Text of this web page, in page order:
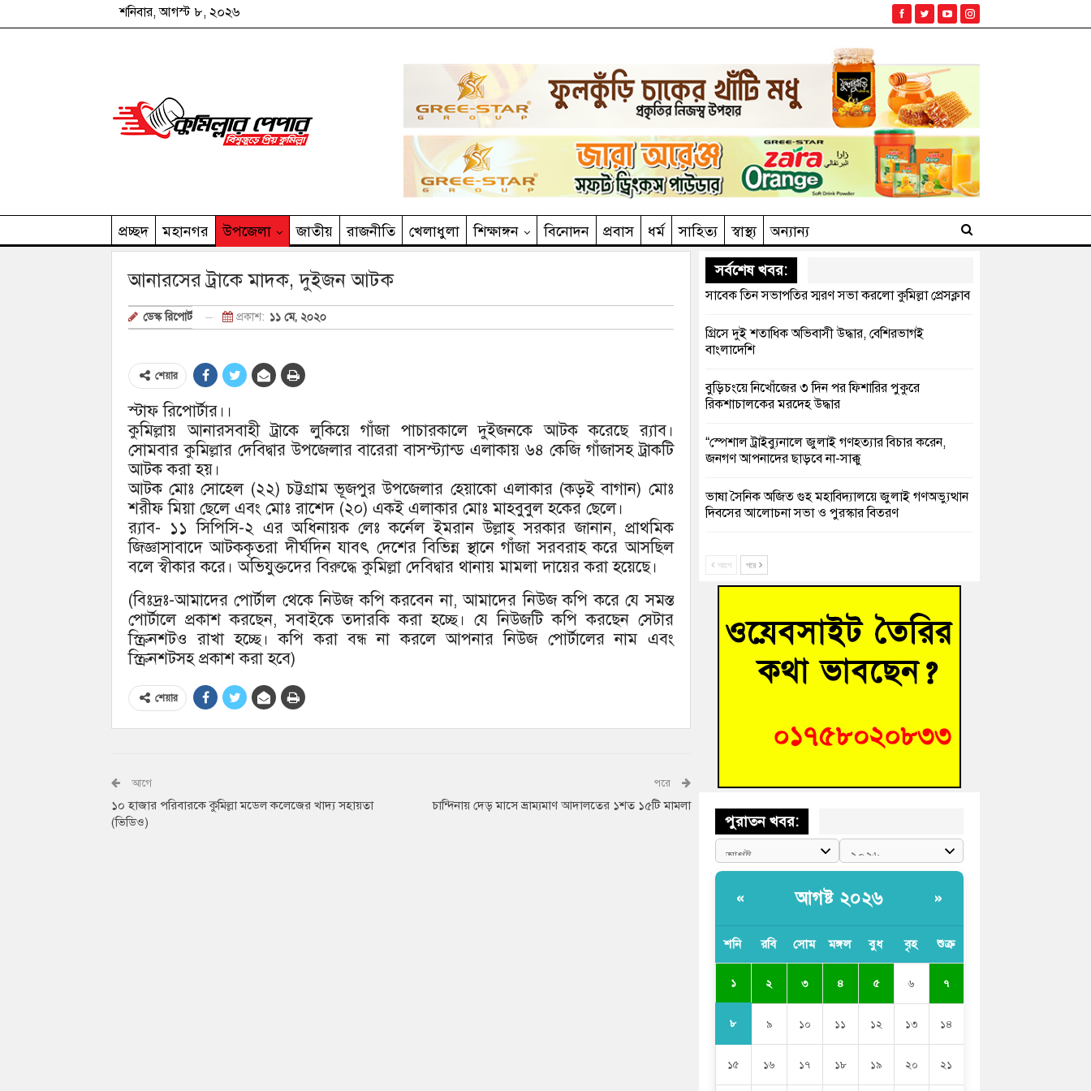
শনিবার, আগস্ট ৮, ২০২৬
প্রচ্ছদ মহানগর উপজেলা জাতীয় রাজনীতি খেলাধুলা শিক্ষাঙ্গন বিনোদন প্রবাস ধর্ম সাহিত‌্য স্বাস্থ্য
অন্যান্য
আনারসের ট্রাকে মাদক, দুইজন আটক
ডেস্ক রিপোর্ট প্রকাশ: ১১ মে, ২০২০
শেয়ার
স্টাফ রিপোর্টার।।
কুমিল্লায় আনারসবাহী ট্রাকে লুকিয়ে গাঁজা পাচারকালে দুইজনকে আটক করেছে র‌্যাব।
সোমবার কুমিল্লার দেবিদ্বার উপজেলার বারেরা বাসস্ট্যান্ড এলাকায় ৬৪ কেজি গাঁজাসহ ট্রাকটি
আটক করা হয়।
আটক মোঃ সোহেল (২২) চট্টগ্রাম ভূজপুর উপজেলার হেয়াকো এলাকার (কড়ই বাগান) মোঃ
শরীফ মিয়া ছেলে এবং মোঃ রাশেদ (২০) একই এলাকার মোঃ মাহবুবুল হকের ছেলে।
র‌্যাব- ১১ সিপিসি-২ এর অধিনায়ক লেঃ কর্নেল ইমরান উল্লাহ সরকার জানান, প্রাথমিক
জিজ্ঞাসাবাদে আটককৃতরা দীর্ঘদিন যাবৎ দেশের বিভিন্ন স্থানে গাঁজা সরবরাহ করে আসছিল
বলে স্বীকার করে। অভিযুক্তদের বিরুদ্ধে কুমিল্লা দেবিদ্বার থানায় মামলা দায়ের করা হয়েছে।
(বিঃদ্রঃ-আমাদের পোর্টাল থেকে নিউজ কপি করবেন না, আমাদের নিউজ কপি করে যে সমস্ত
পোর্টালে প্রকাশ করছেন, সবাইকে তদারকি করা হচ্ছে। যে নিউজটি কপি করছেন সেটার
স্ক্রিনশটও রাখা হচ্ছে। কপি করা বন্ধ না করলে আপনার নিউজ পোর্টালের নাম এবং
স্ক্রিনশটসহ প্রকাশ করা হবে)
শেয়ার
আগে
১০ হাজার পরিবারকে কুমিল্লা মডেল কলেজের খাদ্য সহায়তা
(ভিডিও)
পরে
চান্দিনায় দেড় মাসে ভ্রাম্যমাণ আদালতের ১শত ১৫টি মামলা
সর্বশেষ খবর:
সাবেক তিন সভাপতির স্মরণ সভা করলো কুমিল্লা প্রেসক্লাব
গ্রিসে দুই শতাধিক অভিবাসী উদ্ধার, বেশিরভাগই
বাংলাদেশি
বুড়িচংয়ে নিখোঁজের ৩ দিন পর ফিশারির পুকুরে
রিকশাচালকের মরদেহ উদ্ধার
“স্পেশাল ট্রাইব্যুনালে জুলাই গণহত্যার বিচার করেন,
জনগণ আপনাদের ছাড়বে না-সাক্কু
ভাষা সৈনিক অজিত গুহ মহাবিদ্যালয়ে জুলাই গণঅভ্যুত্থান
দিবসের আলোচনা সভা ও পুরস্কার বিতরণ
‘হাসিনাকে ফেরাতে তৎপরতা’ কুবিতে ১১ শিক্ষককে ঘিরে
ফ্যাক্ট-ফাইন্ডিং কমিটি গঠন
জুলাই গণঅভ্যুত্থান দিবসে কুমিল্লায় শ্রদ্ধা, র‍্যালি ও সংবর্ধনা
তনু হত্যা মামলায় গ্রেফতার সাবেক সেনা সদস্য হাফিজুর
আহত শিক্ষার্থীদের দেখতে গিয়ে মেডিকেলের ক্যান্টিনে
আগে পরে
পুরাতন খবর:
« আগষ্ট ২০২৬ »
শনি রবি সোম মঙ্গল বুধ বৃহ শুক্র
১ ২ ৩ ৪ ৫ ৬ ৭
৮ ৯ ১০ ১১ ১২ ১৩ ১৪
১৫ ১৬ ১৭ ১৮ ১৯ ২০ ২১